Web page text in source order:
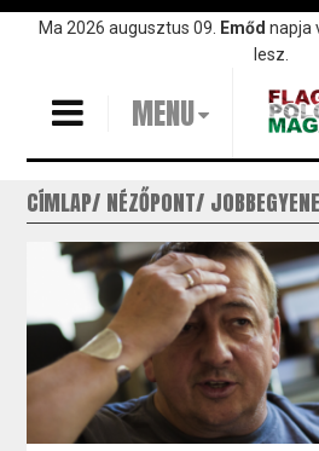
UgrásMa 2026 augusztus 09. Emőd napja
lesz.
MENU
CÍMLAP NÉZŐPONT